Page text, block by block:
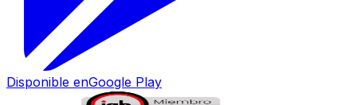
Disponible enGoogle Play